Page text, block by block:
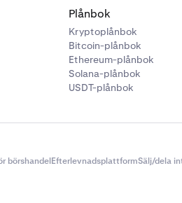
Plånbok
Kryptoplånbok
Bitcoin-plånbok
Ethereum-plånbok
Solana-plånbok
USDT-plånbok
börshandelEfterlevnadsplattformSälj/dela